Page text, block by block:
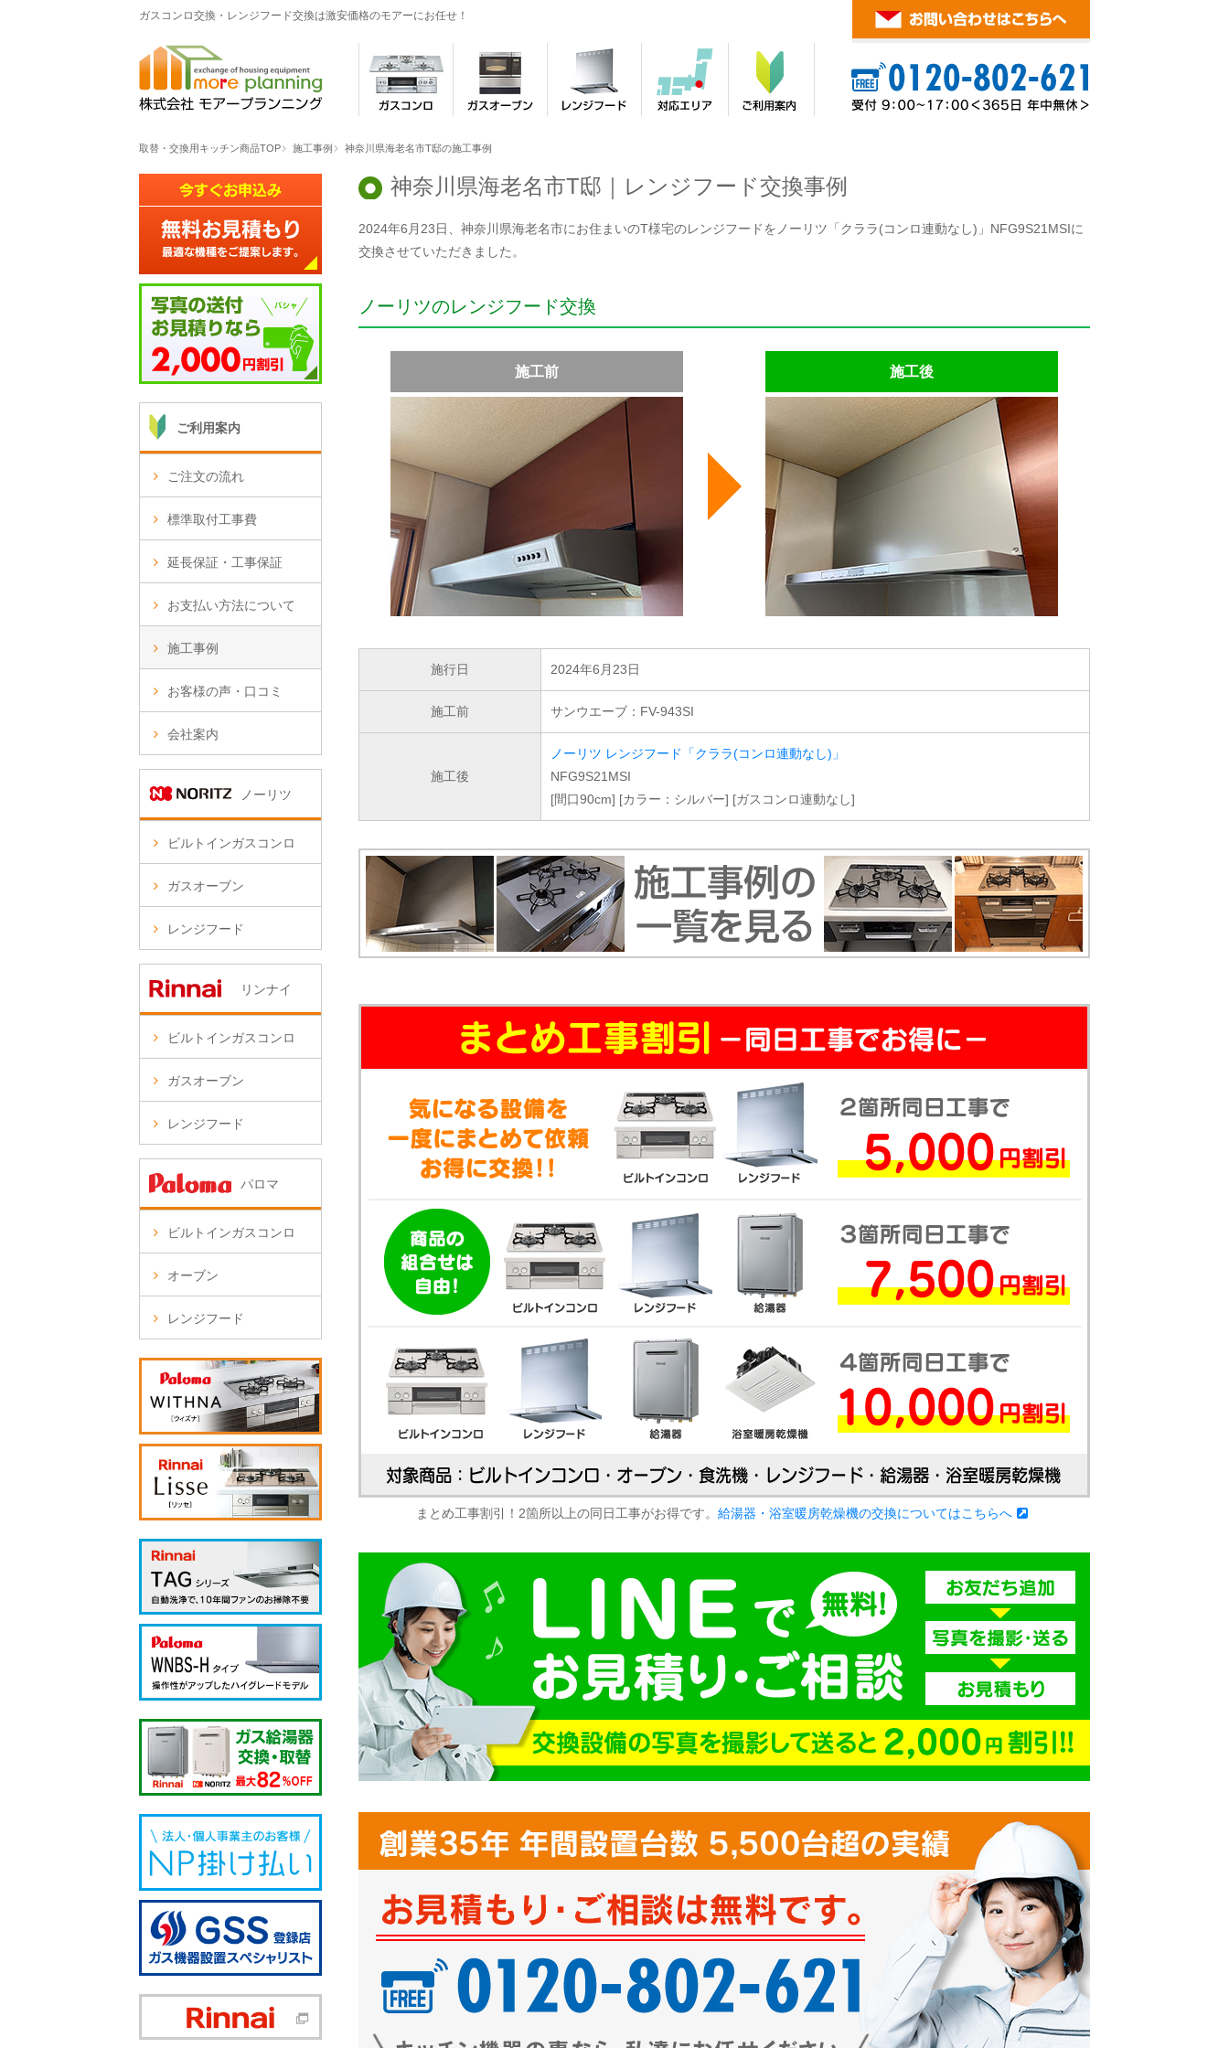
ガスコンロ交換・レンジフード交換は激安価格のモアーにお任せ！
取替・交換用キッチン商品TOP 施工事例 神奈川県海老名市T邸の施工事例
神奈川県海老名市T邸｜レンジフード交換事例
2024年6月23日、神奈川県海老名市にお住まいのT様宅のレンジフードをノーリツ「クララ(コンロ連動なし)」NFG9S21MSIに
交換させていただきました。
ノーリツのレンジフード交換
施工前 施工後
施行日 2024年6月23日
施工前 サンウエーブ：FV-943SI
施工後
ノーリツ レンジフード「クララ(コンロ連動なし)」
NFG9S21MSI
[間口90cm] [カラー：シルバー] [ガスコンロ連動なし]
まとめ工事割引！2箇所以上の同日工事がお得です。 給湯器・浴室暖房乾燥機の交換についてはこちらへ
ご利用案内
ご注文の流れ
標準取付工事費
延長保証・工事保証
お支払い方法について
施工事例
お客様の声・口コミ
会社案内
ノーリツ
ビルトインガスコンロ
ガスオーブン
レンジフード
リンナイ
ビルトインガスコンロ
ガスオーブン
レンジフード
パロマ
ビルトインガスコンロ
オーブン
レンジフード